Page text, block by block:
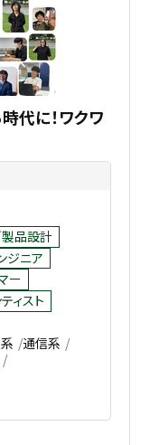
代に！ワクワ
品設計
ジニア
ー
ィスト
通信系